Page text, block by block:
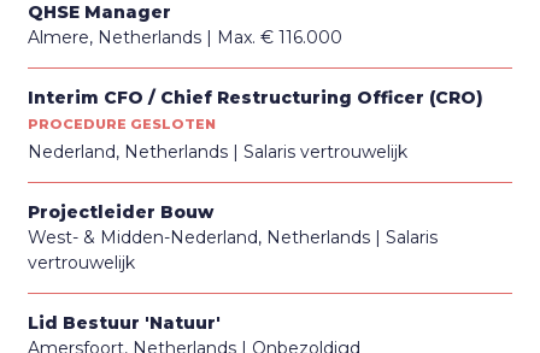
QHSE Manager
Almere, Netherlands
Max. € 116.000
Interim CFO / Chief Restructuring Officer (CRO)
PROCEDURE GESLOTEN
Nederland, Netherlands Salaris vertrouwelijk
Projectleider Bouw
West- & Midden-Nederland, Netherlands
Salaris
vertrouwelijk
Lid Bestuur 'Natuur'
Amersfoort, Netherlands
Onbezoldigd